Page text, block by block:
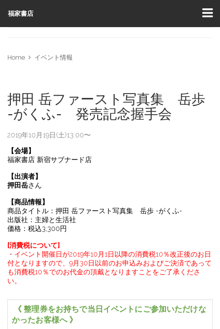
福家書店
Home イベント情報
押田 岳ファースト写真集 岳歩
-がくふ- 発売記念握手会
2019年10月19日(土)13:00〜
【会場】
福家書店 新宿サブナード店
【出演者】
押田岳さん
【商品情報】
商品タイトル： 押田 岳ファースト写真集 岳歩 -がくふ-
出版社：主婦と生活社
価格：税込3,300円
[消費税について]
・イベント開催日が2019年10 月1 日以降の消費税10％改正後のお日
付となりますので、 9月 30日以前のお申込みおよびご決済であって
も消費税10％でのお代金の頂戴となりますことをご了承くださ
い。
《 整理券をお持ちで当日イベントにご参加いただけな
かったお客様へ 》